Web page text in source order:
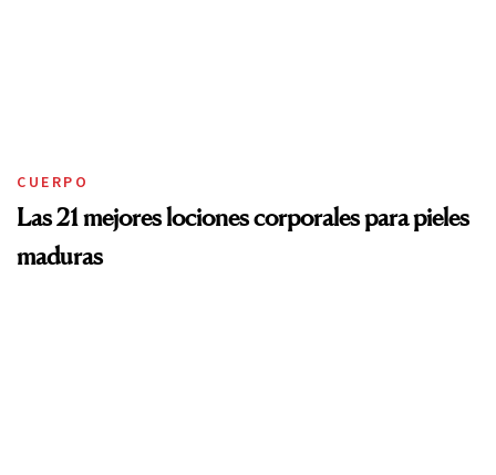
CUERPO
Las 21 mejores lociones corporales para pieles
maduras